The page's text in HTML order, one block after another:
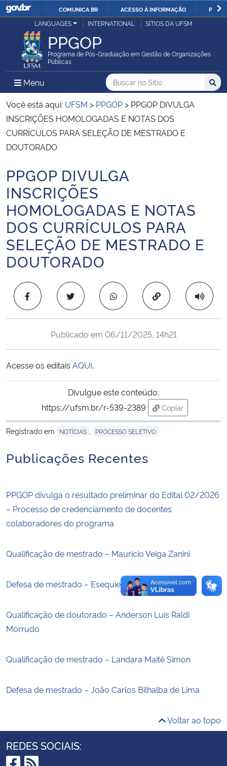
IR
O
COMUNICA BR ACESSO À INFORMAÇÃO
Ministério da Justiça e Segurança Pública
Ministério da Defesa
Ministério das Relações Exteriores
Ministério da Economia
Ministério da Agricultura, Pecuária e Abastecimento
Ministério da Educação
Ministério da Cidadania
Ministério da Saúde
Ministério de Minas e Energia
Ministério da Ciência, Tecnologia, Inovações e Comunicações
Ministério do Turismo
Ministério do Desenvolvimento Regional
Controladoria-Geral da União
Secretaria de Governo
Advocacia-Geral da União
Banco Central do Brasil
Planalto
LANGUAGES INTERNATIONAL SÍTIOS DA UFSM
PPGOP
Programa de Pós-Graduação em Gestão de Organizações
Públicas
Menu Menu Principal do Sítio
Busca
Buscar no no Sítio
Busca:
Você está aqui: UFSM > PPGOP > PPGOP DIVULGA
INSCRIÇÕES HOMOLOGADAS E NOTAS DOS
CURRÍCULOS PARA SELEÇÃO DE MESTRADO E
DOUTORADO
Início do conteúdo
PPGOP DIVULGA
INSCRIÇÕES
HOMOLOGADAS E NOTAS
DOS CURRÍCULOS PARA
SELEÇÃO DE MESTRADO E
DOUTORADO
Copiar para área
Publicado em 06/11/2025, 14h21
Acesse os editais AQUI.
Divulgue este conteúdo:
https://ufsm.br/r-539-2389
Copiar
para área de
Registrado em
NOTÍCIAS PROCESSO SELETIVO
Publicações Recentes
PPGOP divulga o resultado preliminar do Edital 02/2026
– Processo de credenciamento de docentes
colaboradores do programa
Qualificação de mestrado – Mauricio Veiga Zanini
Defesa de mestrado – Esequiel Cocco
Qualificação de doutorado – Anderson Luis Raldi
Morrudo
Qualificação de mestrado – Landara Maitê Simon
Defesa de mestrado – João Carlos Bilhalba de Lima
Voltar ao topo
REDES SOCIAIS: